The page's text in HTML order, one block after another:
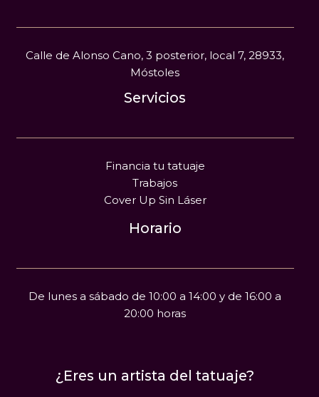
Calle de Alonso Cano, 3 posterior, local 7, 28933,
Móstoles
Servicios
Financia tu tatuaje
Trabajos
Cover Up Sin Láser
Horario
De lunes a sábado de 10:00 a 14:00 y de 16:00 a
20:00 horas
¿Eres un artista del tatuaje?